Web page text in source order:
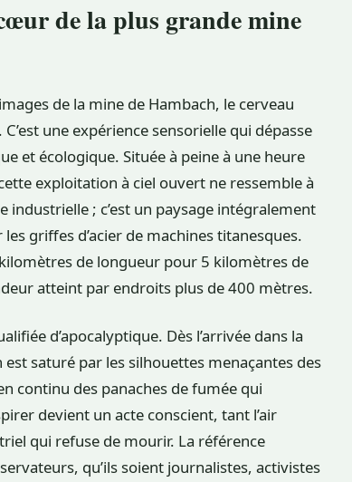
de la plus grande mine
de la mine de Hambach, le cerveau
une expérience sensorielle qui dépasse
et écologique. Située à peine à une heure
exploitation à ciel ouvert ne ressemble à
industrielle ; c’est un paysage intégralement
griffes d’acier de machines titanesques.
de longueur pour 5 kilomètres de
atteint par endroits plus de 400 mètres.
d’apocalyptique. Dès l’arrivée dans la
saturé par les silhouettes menaçantes des
continu des panaches de fumée qui
devient un acte conscient, tant l’air
qui refuse de mourir. La référence
qu’ils soient journalistes, activistes